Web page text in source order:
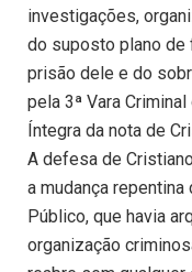
investigações,
do suposto plano de
prisão dele e do
pela 3ª Vara
Íntegra da nota de
A defesa de
a mudança
Público, que havia
organização